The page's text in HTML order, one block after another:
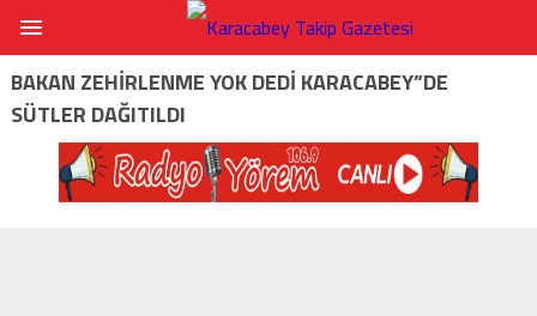
BAKAN ZEHIRLENME YOK DEDI KARACABEY”DE
SÜTLER DAĞITILDI